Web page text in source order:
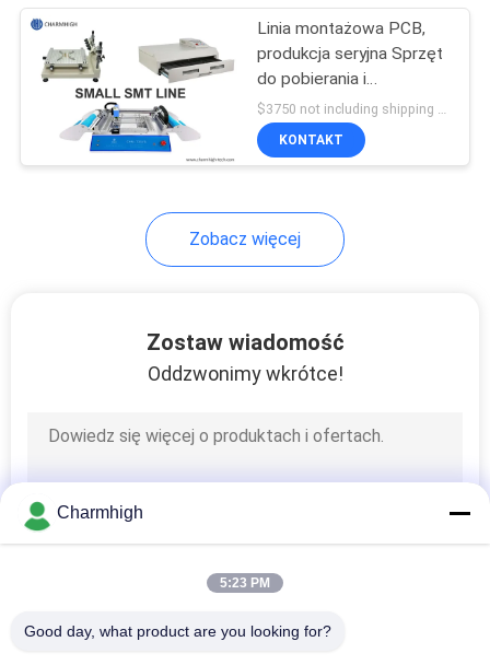
Linia montażowa PCB,
produkcja seryjna Sprzęt
do pobierania i
umieszczania SMT,
technologia montażu
powierzchniowego
$3750 not including shipping MOQ:1 zestaw
KONTAKT
Zobacz więcej
Zostaw wiadomość
Oddzwonimy wkrótce!
Charmhigh
5:23 PM
Good day, what product are you looking for?